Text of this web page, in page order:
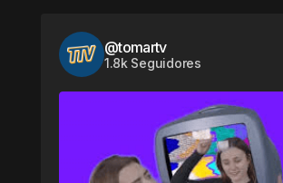
@tomartv
1.8k Seguidores